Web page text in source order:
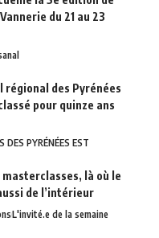
du 21 au 23
régional des Pyrénées
pour quinze ans
DES PYRÉNÉES EST
masterclasses, là où le
de l’intérieur
L'invité.e de la semaine